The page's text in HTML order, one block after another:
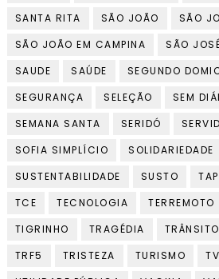
SANTA RITA
SÃO JOÃO
SÃO
SÃO JOÃO EM CAMPINA
SÃO
SAUDE
SAÚDE
SEGUNDO
SEGURANÇA
SELEÇÃO
SEM
SEMANA SANTA
SERIDÓ
SOFIA SIMPLÍCIO
SOLIDARIEDADE
SUSTENTABILIDADE
SUSTO
TCE
TECNOLOGIA TERREMOTO
TIGRINHO
TRAGÉDIA TRÂNSITO
TRF5
TRISTEZA TURISMO